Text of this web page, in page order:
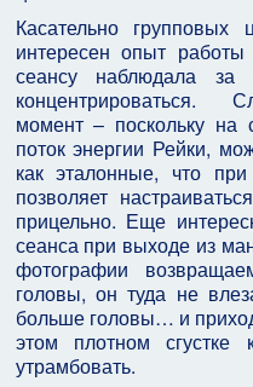
Касательно групповых
интересен опыт
сеансу наблюдала за
концентрироваться.
момент – поскольку на
поток энергии Рейки,
как эталонные, что при
позволяет
прицельно. Еще
сеанса при выходе из
фотографии
головы, он туда не
больше головы… и
этом плотном
утрамбовать.